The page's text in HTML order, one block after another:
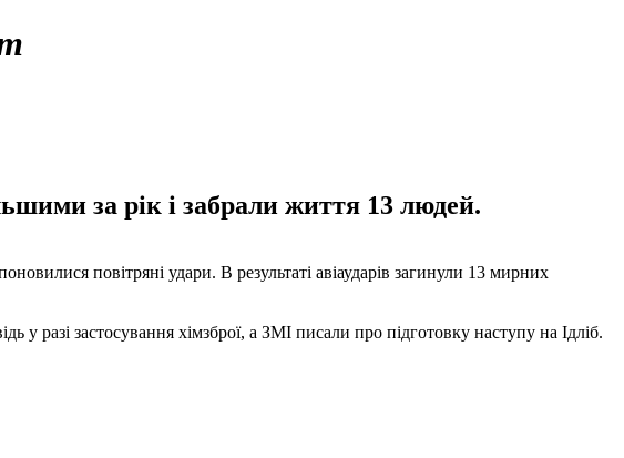
за рік і забрали життя 13 людей.
повітряні удари. В результаті авіаударів загинули 13 мирних
разі застосування хімзброї, а ЗМІ писали про підготовку наступу на Ідліб.